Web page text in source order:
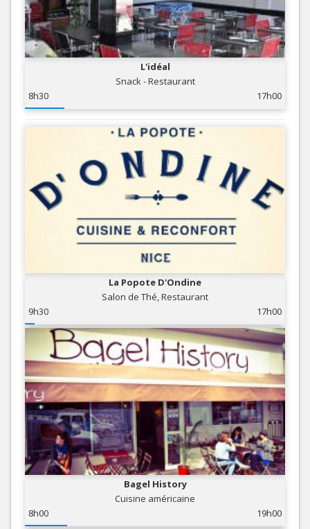
L'idéal
Snack - Restaurant
8h30
17h00
La Popote D'Ondine
Salon de Thé, Restaurant
9h30
17h00
Bagel History
Cuisine américaine
8h00
19h00